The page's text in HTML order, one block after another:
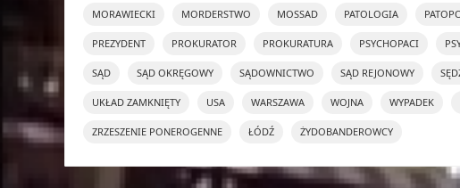
MORAWIECKI MORDERSTWO MOSSAD PATOLOGIA
PREZYDENT PROKURATOR PROKURATURA PSYCHOPACI
SĄD SĄD OKRĘGOWY SĄDOWNICTWO SĄD REJONOWY
UKŁAD ZAMKNIĘTY USA WARSZAWA WOJNA WYPADEK
ZRZESZENIE PONEROGENNE ŁÓDŹ ŻYDOBANDEROWCY